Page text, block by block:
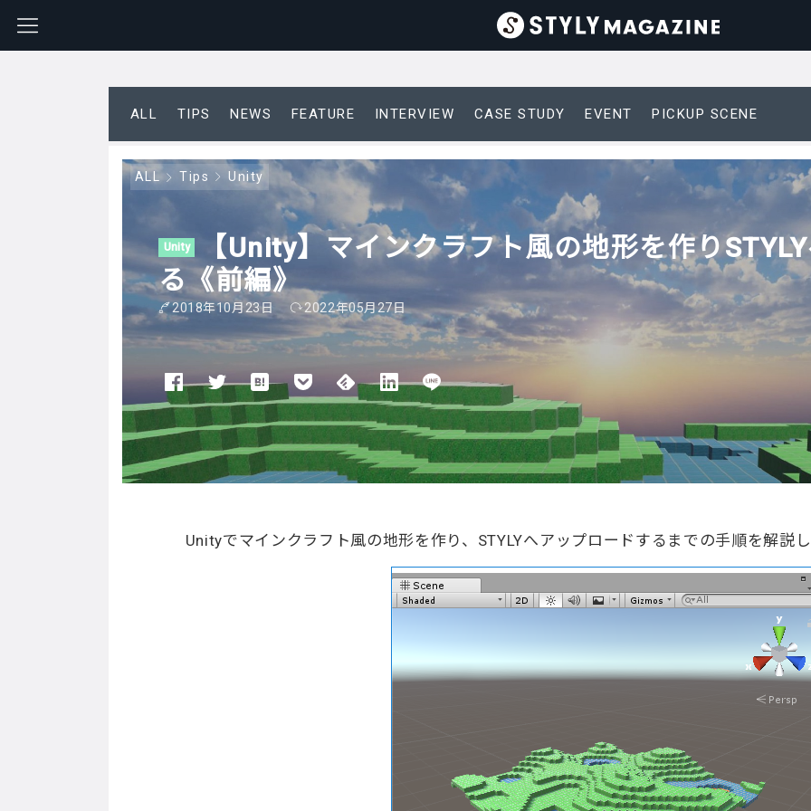
ALL TIPS NEWS FEATURE INTERVIEW CASE STUDY EVENT PICKUP SCENE
ALL Tips Unity
Unity
【Unity】マインクラフト風の地形を作り
る《前編》
2018年10月23日 2022年05月27日
Unityでマインクラフト風の地形を作り、STYLYへアップロードするまでの手順を解説